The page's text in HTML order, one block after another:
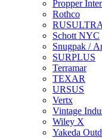
Propper
Rothco
Schott NYC
Snugpak /
SURPLUS
Terramar
TEXAR
URSUS
Vertx
Vintage
Wiley X
Yakeda